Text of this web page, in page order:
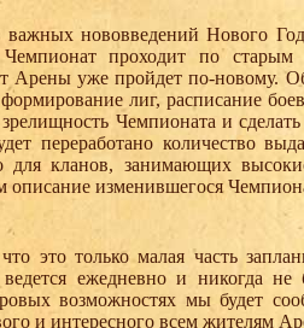
нововведений Нового
проходит по
Арены уже пройдет по-новому.
лиг, расписание
Чемпионата и
переработано количество
для кланов, занимающих
описание изменившегося
это только малая часть
ежедневно и никогда
возможностях мы будет
и интересного всем жителям